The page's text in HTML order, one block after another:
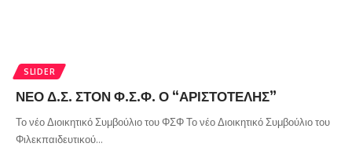
SLIDER
ΝΕΟ Δ.Σ. ΣΤΟΝ Φ.Σ.Φ. Ο “ΑΡΙΣΤΟΤΕΛΗΣ”
Το νέο Διοικητικό Συμβούλιο του ΦΣΦ Το νέο Διοικητικό Συμβούλιο του
Φιλεκπαιδευτικού…